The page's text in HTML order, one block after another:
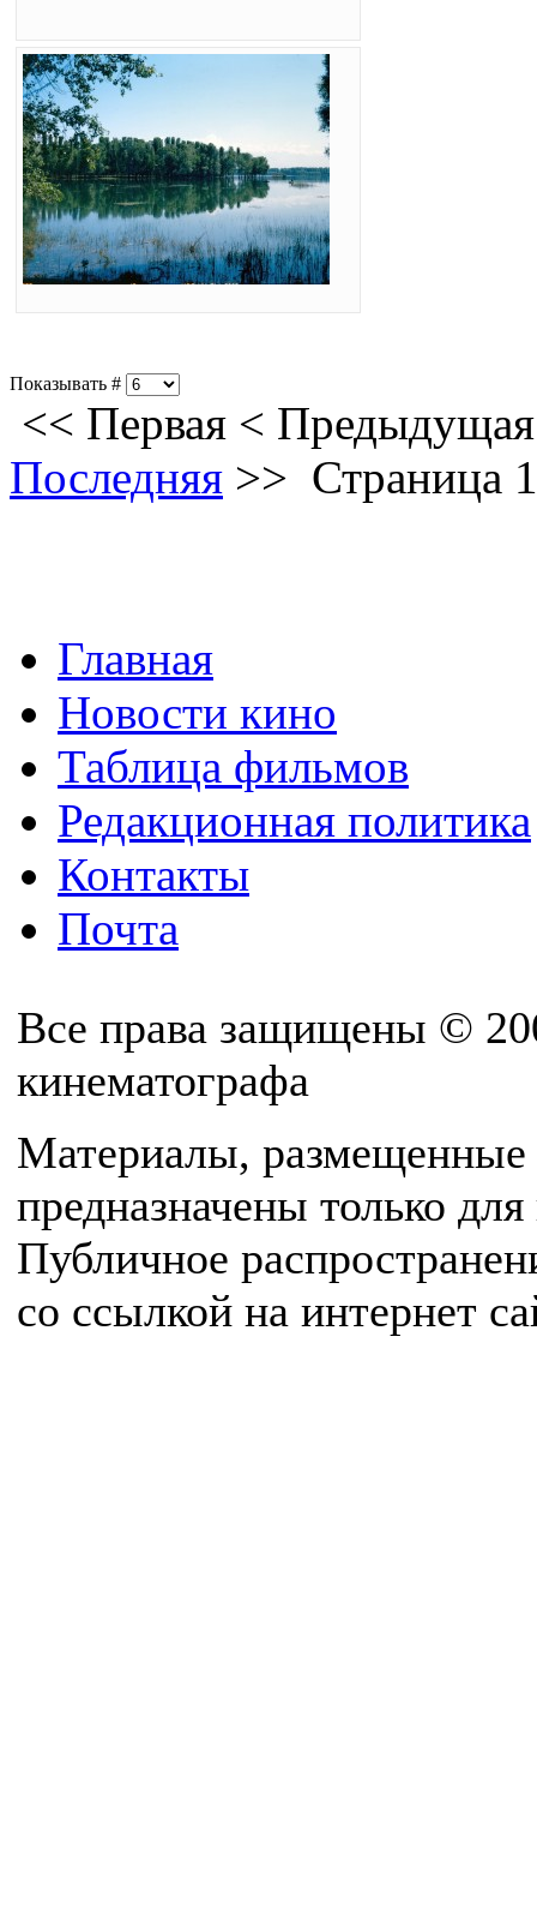
Показывать #
<< Первая < Предыдущая
Последняя >> Страница
Главная
Новости кино
Таблица фильмов
Редакционная политика
Контакты
Почта
Все права защищены ©
кинематографа
Материалы, размещенные
предназначены только
Публичное
со ссылкой на интернет